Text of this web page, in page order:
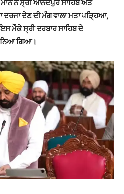
ਨੇ ਸ੍ਰੀ ਆਨੰਦਪੁਰ ਸਾਹਿਬ ਅਤੇ
ਦਰਜਾ ਦੇਣ ਦੀ ਮੰਗ ਵਾਲਾ ਮਤਾ ਪੜ੍ਹਿਆ,
ਮੌਕੇ ਸ੍ਰੀ ਦਰਬਾਰ ਸਾਹਿਬ ਦੇ
ਗਿਆ।